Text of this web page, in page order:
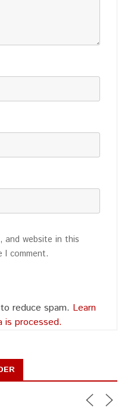
and website in this
I comment.
reduce spam. Learn
is processed.